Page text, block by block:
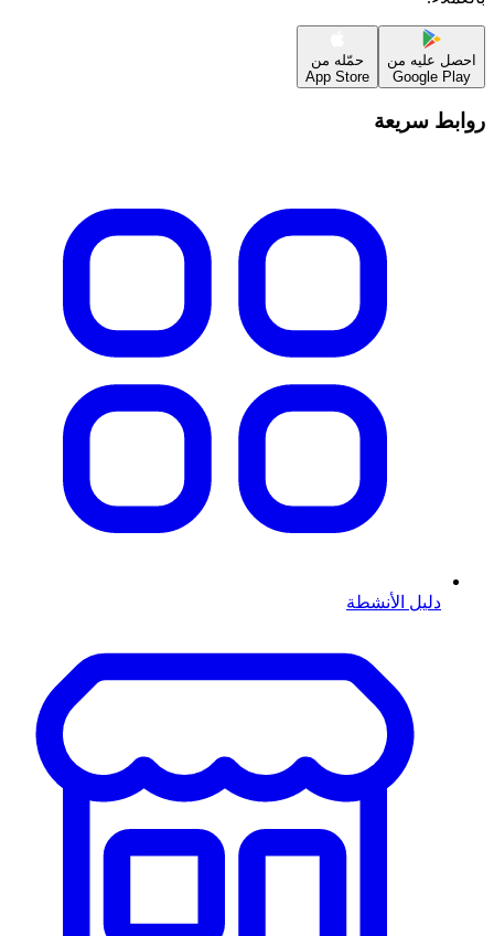
احصل عليه من
Google Play
حمّله من
App Store
روابط سريعة
دليل الأنشطة